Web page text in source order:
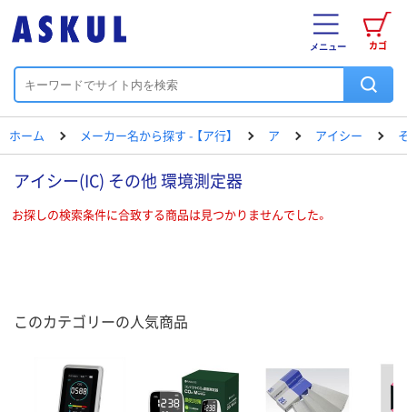
カゴ
メニュー
ホーム メーカー名から探す - 【ア行】 ア アイシー
アイシー(IC) その他 環境測定器
お探しの検索条件に合致する商品は見つかりませんでした。
このカテゴリーの人気商品